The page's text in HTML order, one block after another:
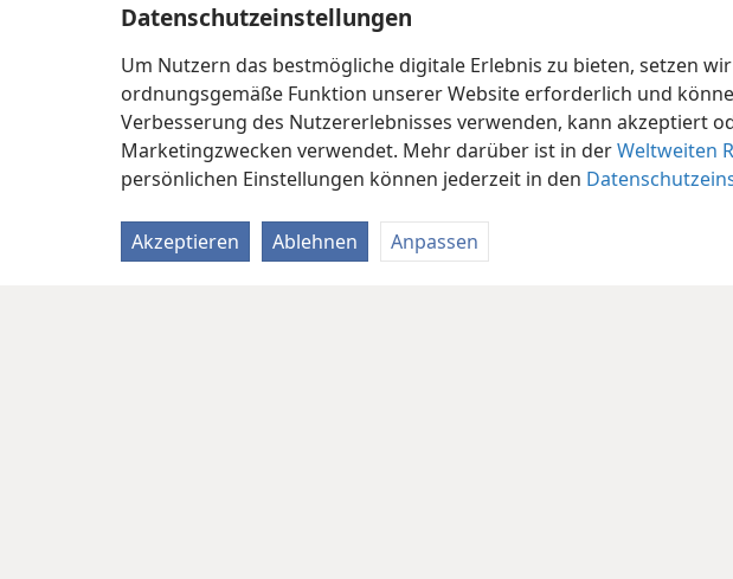
Datenschutzeinstellungen
Um Nutzern das bestmögliche digitale Erlebnis zu bieten, setzen
ordnungsgemäße Funktion unserer Website erforderlich und
Verbesserung des Nutzererlebnisses verwenden, kann akzeptiert
Marketingzwecken verwendet. Mehr darüber ist in derWeltweiten
persönlichen Einstellungen können jederzeit in den
Akzeptieren Ablehnen Anpassen